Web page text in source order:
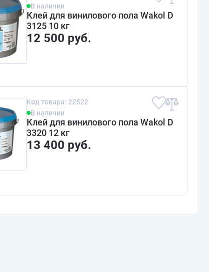
В наличии
Клей для винилового пола Wakol D
3125 10 кг
12 500 руб.
Код товара: 22522
В наличии
Клей для винилового пола Wakol D
3320 12 кг
13 400 руб.